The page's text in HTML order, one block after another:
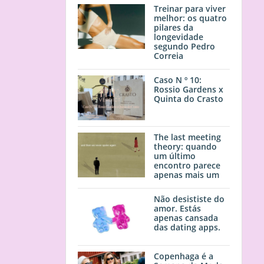
Treinar para viver
melhor: os quatro
pilares da
longevidade
segundo Pedro
Correia
Caso N º 10:
Rossio Gardens x
Quinta do Crasto
The last meeting
theory: quando
um último
encontro parece
apenas mais um
Não desististe do
amor. Estás
apenas cansada
das dating apps.
Copenhaga é a